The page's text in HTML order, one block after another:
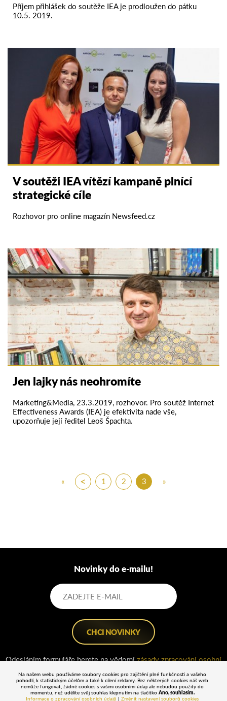
Příjem přihlášek do soutěže IEA je prodloužen do pátku
10.5. 2019.
V soutěži IEA vítězí kampaně plnící
strategické cíle
Rozhovor pro online magazín Newsfeed.cz
Jen lajky nás neohromíte
Marketing&Media, 23.3.2019, rozhovor. Pro soutěž Internet
Effectiveness Awards (IEA) je efektivita nade vše,
upozorňuje její ředitel Leoš Špachta.
« ‹ 1 2 3 »
Novinky do e-mailu!
Odesláním formuláře berete na vědomízásady zpracování osobní
Na našem webu používáme soubory cookies pro zajištění plné funkčnosti a vašeho
pohodlí, k statistickým účelům a také k cílení reklamy. Bez některých cookies náš web
nemůže fungovat, žádné cookies s vašimi osobními údaji ale nebudou použity do
momentu, než udělíte svůj souhlas klepnutím na tlačítko Ano, souhlasím.
Informace o zpracování osobních údajů |Změnit nastavení souborů cookies